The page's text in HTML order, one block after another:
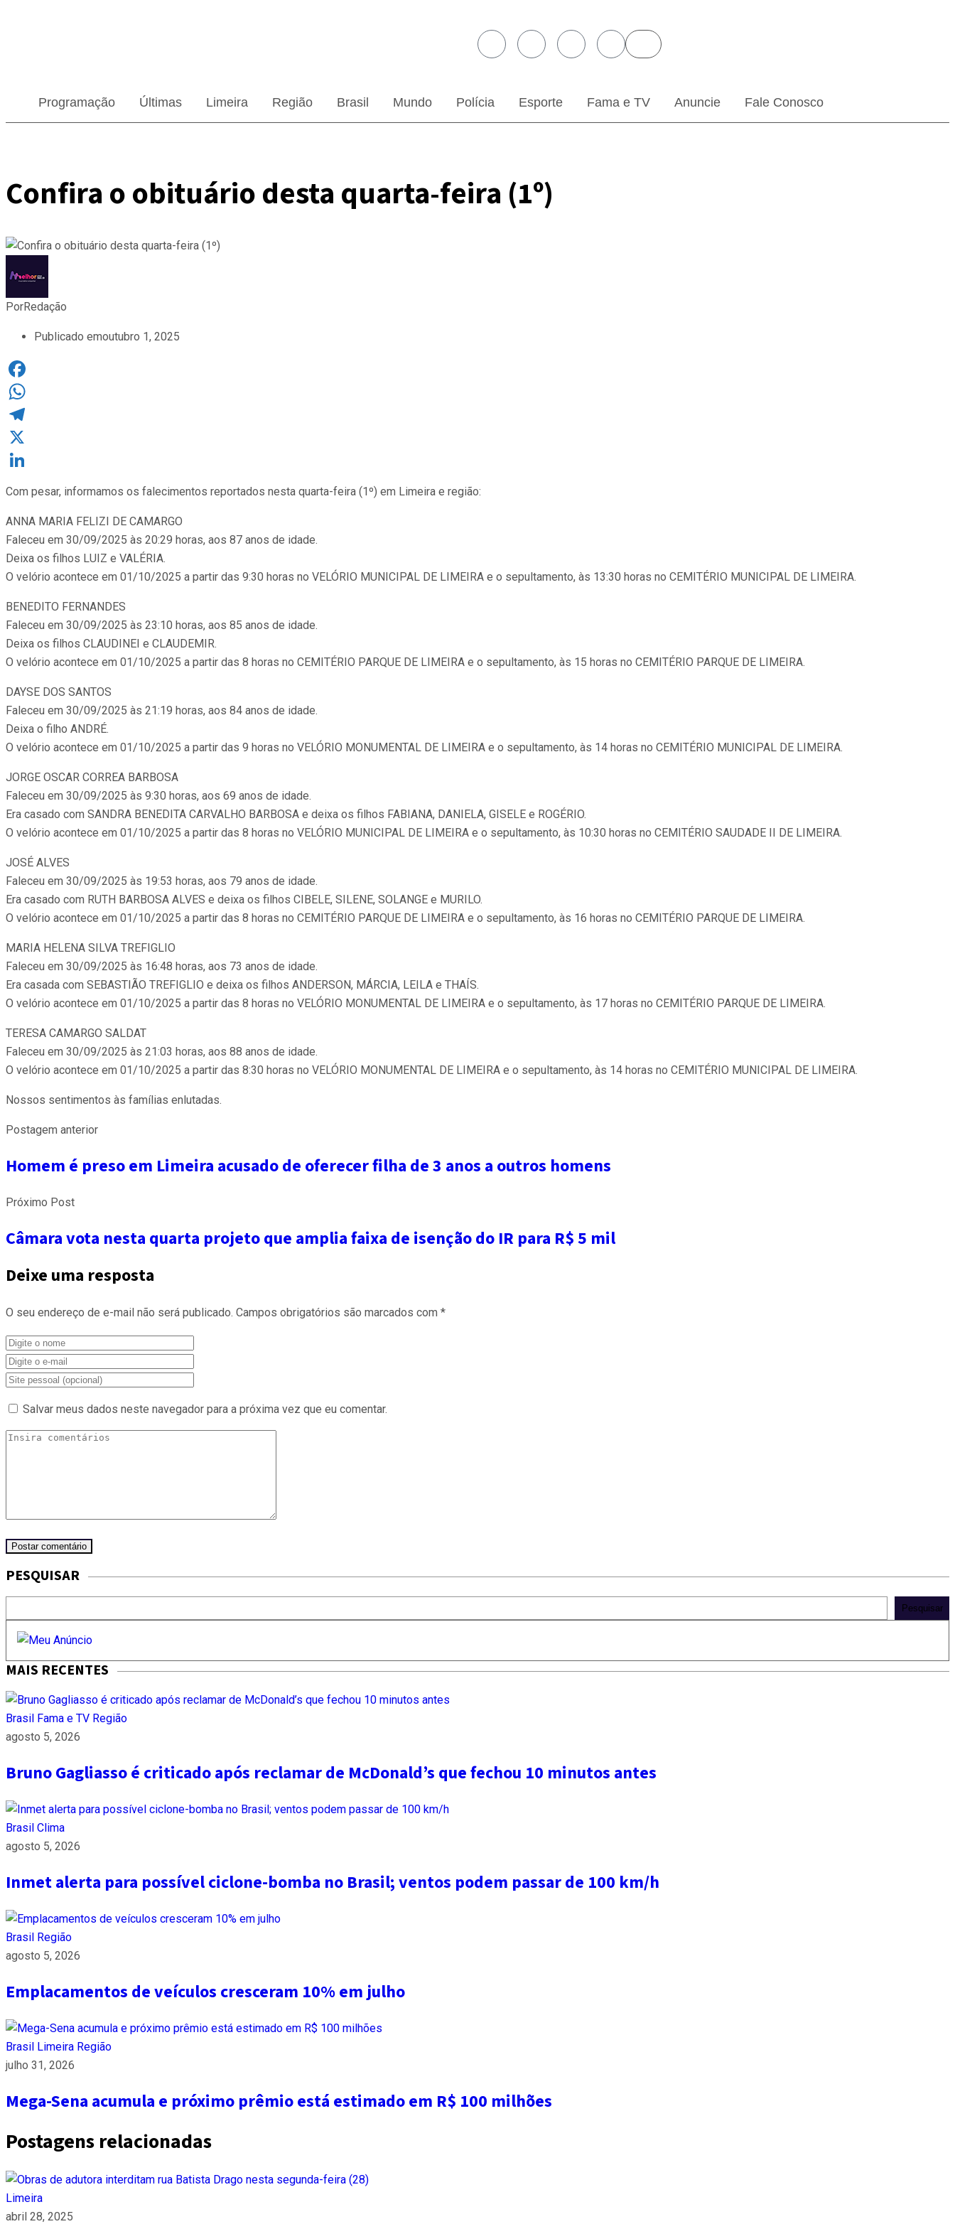
Programação Últimas Limeira Região Brasil Mundo Polícia Esporte Fama e TV Anuncie Fale Conosco
Confira o obituário desta quarta-feira (1º)
PorRedação
Publicado emoutubro 1, 2025
Facebook
WhatsApp
Telegram
X
Com pesar, informamos os falecimentos reportados nesta quarta-feira (1º) em Limeira e região:
ANNA MARIA FELIZI DE CAMARGO
Faleceu em 30/09/2025 às 20:29 horas, aos 87 anos de idade.
Deixa os filhos LUIZ e VALÉRIA.
O velório acontece em 01/10/2025 a partir das 9:30 horas no VELÓRIO MUNICIPAL DE LIMEIRA e o sepultamento, às 13:30 horas no CEMITÉRIO MUNICIPAL DE LIMEIRA.
BENEDITO FERNANDES
Faleceu em 30/09/2025 às 23:10 horas, aos 85 anos de idade.
Deixa os filhos CLAUDINEI e CLAUDEMIR.
O velório acontece em 01/10/2025 a partir das 8 horas no CEMITÉRIO PARQUE DE LIMEIRA e o sepultamento, às 15 horas no CEMITÉRIO PARQUE DE LIMEIRA.
DAYSE DOS SANTOS
Faleceu em 30/09/2025 às 21:19 horas, aos 84 anos de idade.
Deixa o filho ANDRÉ.
O velório acontece em 01/10/2025 a partir das 9 horas no VELÓRIO MONUMENTAL DE LIMEIRA e o sepultamento, às 14 horas no CEMITÉRIO MUNICIPAL DE LIMEIRA.
JORGE OSCAR CORREA BARBOSA
Faleceu em 30/09/2025 às 9:30 horas, aos 69 anos de idade.
Era casado com SANDRA BENEDITA CARVALHO BARBOSA e deixa os filhos FABIANA, DANIELA, GISELE e ROGÉRIO.
O velório acontece em 01/10/2025 a partir das 8 horas no VELÓRIO MUNICIPAL DE LIMEIRA e o sepultamento, às 10:30 horas no CEMITÉRIO SAUDADE II DE LIMEIRA.
JOSÉ ALVES
Faleceu em 30/09/2025 às 19:53 horas, aos 79 anos de idade.
Era casado com RUTH BARBOSA ALVES e deixa os filhos CIBELE, SILENE, SOLANGE e MURILO.
O velório acontece em 01/10/2025 a partir das 8 horas no CEMITÉRIO PARQUE DE LIMEIRA e o sepultamento, às 16 horas no CEMITÉRIO PARQUE DE LIMEIRA.
MARIA HELENA SILVA TREFIGLIO
Faleceu em 30/09/2025 às 16:48 horas, aos 73 anos de idade.
Era casada com SEBASTIÃO TREFIGLIO e deixa os filhos ANDERSON, MÁRCIA, LEILA e THAÍS.
O velório acontece em 01/10/2025 a partir das 8 horas no VELÓRIO MONUMENTAL DE LIMEIRA e o sepultamento, às 17 horas no CEMITÉRIO PARQUE DE LIMEIRA.
TERESA CAMARGO SALDAT
Faleceu em 30/09/2025 às 21:03 horas, aos 88 anos de idade.
O velório acontece em 01/10/2025 a partir das 8:30 horas no VELÓRIO MONUMENTAL DE LIMEIRA e o sepultamento, às 14 horas no CEMITÉRIO MUNICIPAL DE LIMEIRA.
Nossos sentimentos às famílias enlutadas.
Postagem anterior
Homem é preso em Limeira acusado de oferecer filha de 3 anos a outros homens
Próximo Post
Câmara vota nesta quarta projeto que amplia faixa de isenção do IR para R$ 5 mil
Deixe uma resposta
O seu endereço de e-mail não será publicado. Campos obrigatórios são marcados com *
Salvar meus dados neste navegador para a próxima vez que eu comentar.
PESQUISAR
Pesquisar
MAIS RECENTES
Brasil Fama e TV Região
agosto 5, 2026
Bruno Gagliasso é criticado após reclamar de McDonald’s que fechou 10 minutos antes
Brasil Clima
agosto 5, 2026
Inmet alerta para possível ciclone-bomba no Brasil; ventos podem passar de 100 km/h
Brasil Região
agosto 5, 2026
Emplacamentos de veículos cresceram 10% em julho
Brasil Limeira Região
julho 31, 2026
Mega-Sena acumula e próximo prêmio está estimado em R$ 100 milhões
Postagens relacionadas
Limeira
abril 28, 2025